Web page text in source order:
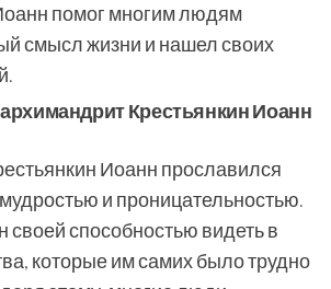
помог многим людям
смысл жизни и нашел своих
Крестьянкин Иоанн
Иоанн прославился
и проницательностью.
своей способностью видеть в
которые им самих было трудно